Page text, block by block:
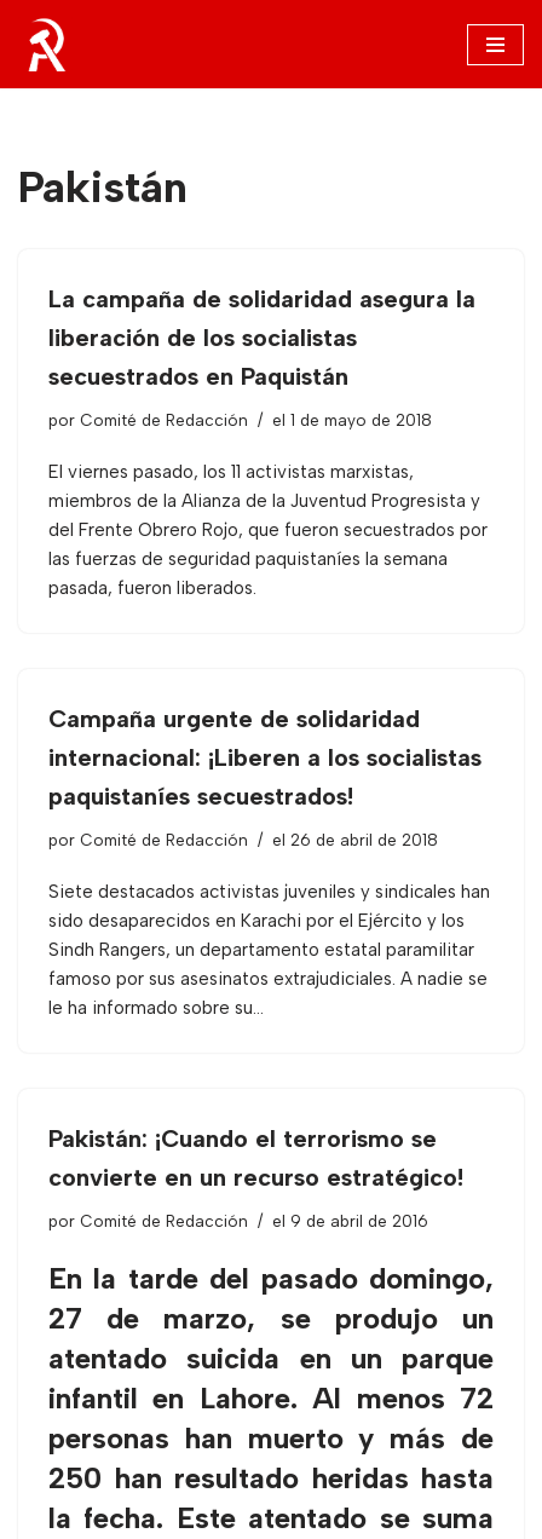
Saltar
al
Pakistán
La campaña de solidaridad asegura la
liberación de los socialistas
secuestrados en Paquistán
por Comité de Redacción el 1 de mayo de 2018
El viernes pasado, los 11 activistas marxistas,
miembros de la Alianza de la Juventud Progresista y
del Frente Obrero Rojo, que fueron secuestrados por
las fuerzas de seguridad paquistaníes la semana
pasada, fueron liberados.
Campaña urgente de solidaridad
internacional: ¡Liberen a los socialistas
paquistaníes secuestrados!
por Comité de Redacción el 26 de abril de 2018
Siete destacados activistas juveniles y sindicales han
sido desaparecidos en Karachi por el Ejército y los
Sindh Rangers, un departamento estatal paramilitar
famoso por sus asesinatos extrajudiciales. A nadie se
le ha informado sobre su…
Pakistán: ¡Cuando el terrorismo se
convierte en un recurso estratégico!
por Comité de Redacción el 9 de abril de 2016
En la tarde del pasado domingo,
27 de marzo, se produjo un
atentado suicida en un parque
infantil en Lahore. Al menos 72
personas han muerto y más de
250 han resultado heridas hasta
la fecha. Este atentado se suma